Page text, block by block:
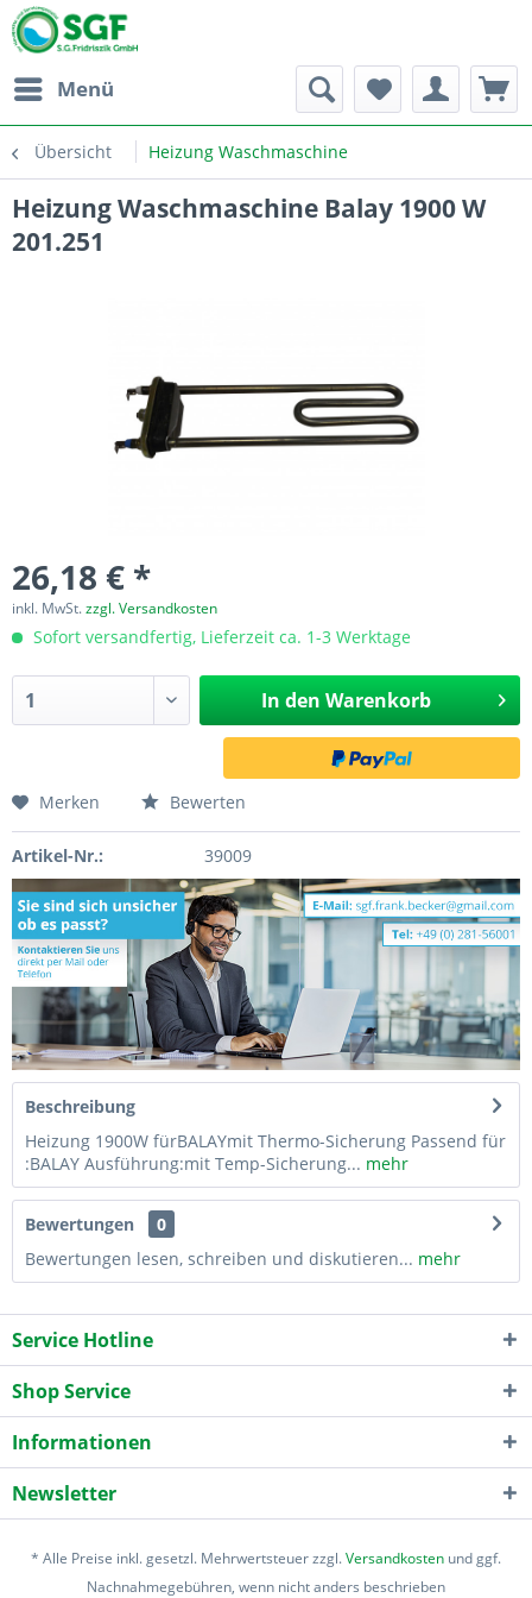
Menü
Übersicht Heizung Waschmaschine
Heizung Waschmaschine Balay 1900 W
201.251
26,18 € *
inkl. MwSt.zzgl. Versandkosten
Sofort versandfertig, Lieferzeit ca. 1-3 Werktage
In den Warenkorb
Merken Bewerten
Artikel-Nr.: 39009
Beschreibung
Heizung 1900W fürBALAYmit Thermo-Sicherung Passend für
:BALAY Ausführung:mit Temp-Sicherung... mehr
Bewertungen
0
Bewertungen lesen, schreiben und diskutieren... mehr
Service Hotline
Shop Service
Informationen
Newsletter
* Alle Preise inkl. gesetzl. Mehrwertsteuer zzgl.Versandkosten und ggf.
Nachnahmegebühren, wenn nicht anders beschrieben